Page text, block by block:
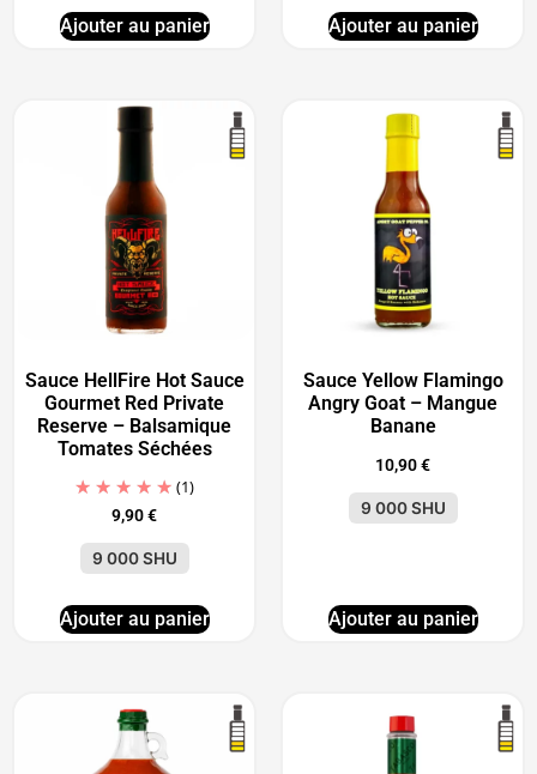
Ajouter au panier Ajouter au panier
Sauce HellFire Hot Sauce
Gourmet Red Private
Reserve – Balsamique
Tomates Séchées
(1)
9,90€
9 000 SHU
Ajouter au panier
Sauce Yellow Flamingo
Angry Goat – Mangue
Banane
10,90€
9 000 SHU
Ajouter au panier